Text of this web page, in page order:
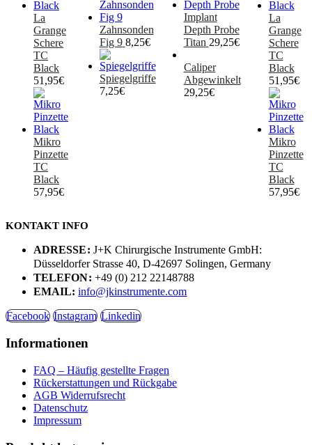
La
Grange
Schere
TC
Black
51,95€
Mikro
Pinzette
TC
Black
57,95€
Zahnsonden
Fig 9 8,25€
Spiegelgriffe
7,25€
Implant
Depth Probe
Titan 29,25€
Caliper
Abgewinkelt
29,25€
La
Grange
Schere
TC
Black
51,95€
Mikro
Pinzette
TC
Black
57,95€
KONTAKT INFO
ADRESSE: J+K Chirurgische Instrumente GmbH:
Düsseldorfer Strasse 40, D-42697 Solingen, Germany
TELEFON: +49 (0) 212 22148788
EMAIL: info@jkinstrumente.com
Facebook Instagram Linkedin
Informationen
FAQ – Häufig gestellte Fragen
Rückerstattungen und Rückgabe
AGB Widerrufsrecht
Datenschutz
Impressum